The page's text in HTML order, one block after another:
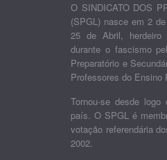
O SINDICATO DOS
(SPGL) nasce em 2
25 de Abril, herdeiro
durante o fascismo
Preparatório e
Professores do Ensino
Tornou-se desde
país. O SPGL é
votação referendária
2002.